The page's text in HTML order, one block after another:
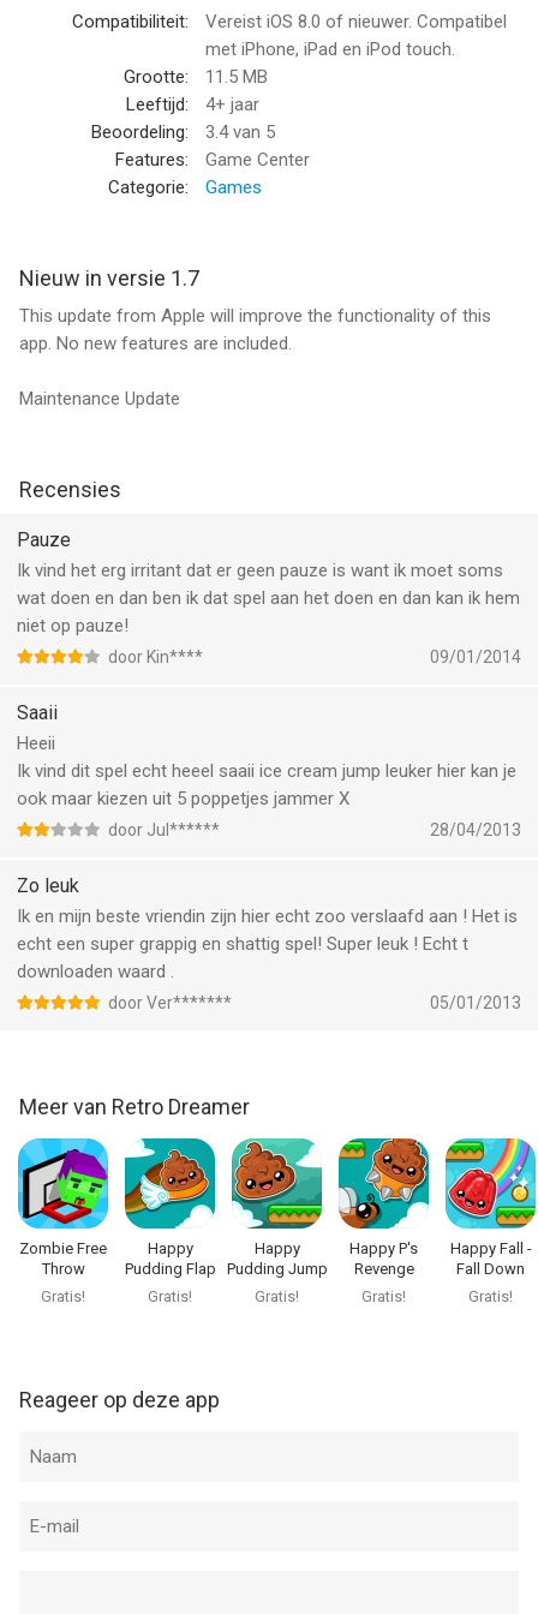
Compatibiliteit:
Vereist iOS 8.0 of nieuwer. Compatibel
met iPhone, iPad en iPod touch.
Grootte:
11.5 MB
Leeftijd:
4+ jaar
Beoordeling:
3.4van 5
Features:
Game Center
Categorie:
Games
Nieuw in versie 1.7
This update from Apple will improve the functionality of this
app. No new features are included.
Maintenance Update
Recensies
Pauze
Ik vind het erg irritant dat er geen pauze is want ik moet soms
wat doen en dan ben ik dat spel aan het doen en dan kan ik hem
niet op pauze!
door Kin**** 09/01/2014
Saaii
Heeii
Ik vind dit spel echt heeel saaii ice cream jump leuker hier kan je
ook maar kiezen uit 5 poppetjes jammer X
door Jul****** 28/04/2013
Zo leuk
Ik en mijn beste vriendin zijn hier echt zoo verslaafd aan ! Het is
echt een super grappig en shattig spel! Super leuk ! Echt t
downloaden waard .
door Ver******* 05/01/2013
Meer van Retro Dreamer
Zombie Free
Throw
Gratis!
Happy
Pudding Flap
Gratis!
Happy
Pudding Jump
Gratis!
Happy P's
Revenge
Gratis!
Happy Fall -
Fall Down
Gratis!
Reageer op deze app